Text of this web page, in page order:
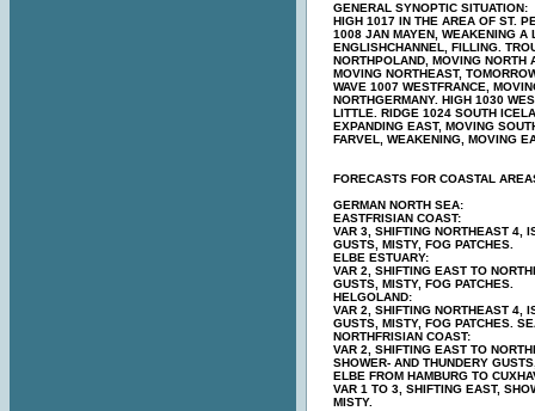
GENERAL SYNOPTIC SITUATION:
HIGH 1017 IN THE AREA OF ST.
1008 JAN MAYEN, WEAKENING A
ENGLISHCHANNEL, FILLING.
NORTHPOLAND, MOVING
MOVING NORTHEAST,
WAVE 1007 WESTFRANCE,
NORTHGERMANY. HIGH 1030
LITTLE. RIDGE 1024 SOUTH
EXPANDING EAST, MOVING
FARVEL, WEAKENING, MOVING
FORECASTS FOR COASTAL
GERMAN NORTH SEA:
EASTFRISIAN COAST:
VAR 3, SHIFTING NORTHEAST 4,
GUSTS, MISTY, FOG PATCHES.
ELBE ESTUARY:
VAR 2, SHIFTING EAST TO
GUSTS, MISTY, FOG PATCHES.
HELGOLAND:
VAR 2, SHIFTING NORTHEAST 4,
GUSTS, MISTY, FOG PATCHES.
NORTHFRISIAN COAST:
VAR 2, SHIFTING EAST TO
SHOWER- AND THUNDERY
ELBE FROM HAMBURG TO
VAR 1 TO 3, SHIFTING EAST,
MISTY.